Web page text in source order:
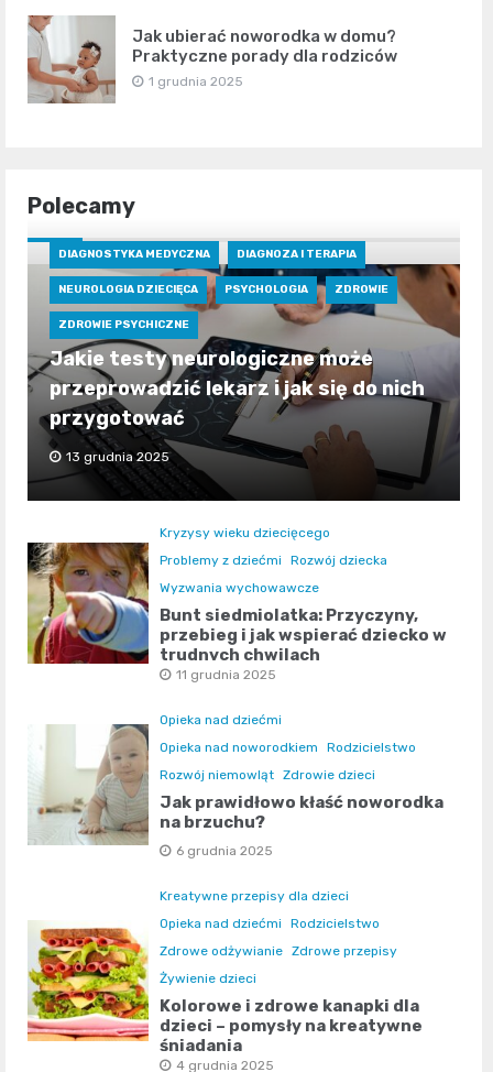
Jak ubierać noworodka w domu?
Praktyczne porady dla rodziców
1 grudnia 2025
Polecamy
DIAGNOSTYKA MEDYCZNA DIAGNOZA I TERAPIA
NEUROLOGIA DZIECIĘCA PSYCHOLOGIA ZDROWIE
ZDROWIE PSYCHICZNE
Jakie testy neurologiczne może
przeprowadzić lekarz i jak się do nich
przygotować
13 grudnia 2025
Kryzysy wieku dziecięcego
Problemy z dziećmi
Rozwój dziecka
Wyzwania wychowawcze
Bunt siedmiolatka: Przyczyny,
przebieg i jak wspierać dziecko w
trudnych chwilach
11 grudnia 2025
Opieka nad dziećmi
Opieka nad noworodkiem
Rodzicielstwo
Rozwój niemowląt Zdrowie dzieci
Jak prawidłowo kłaść noworodka
na brzuchu?
6 grudnia 2025
Kreatywne przepisy dla dzieci
Opieka nad dziećmi
Rodzicielstwo
Zdrowe odżywianie Zdrowe przepisy
Żywienie dzieci
Kolorowe i zdrowe kanapki dla
dzieci – pomysły na kreatywne
śniadania
4 grudnia 2025